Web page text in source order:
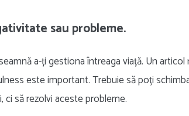
sau probleme.
a-ți gestiona întreaga viață. Un
este important. Trebuie să poți
să rezolvi aceste probleme.